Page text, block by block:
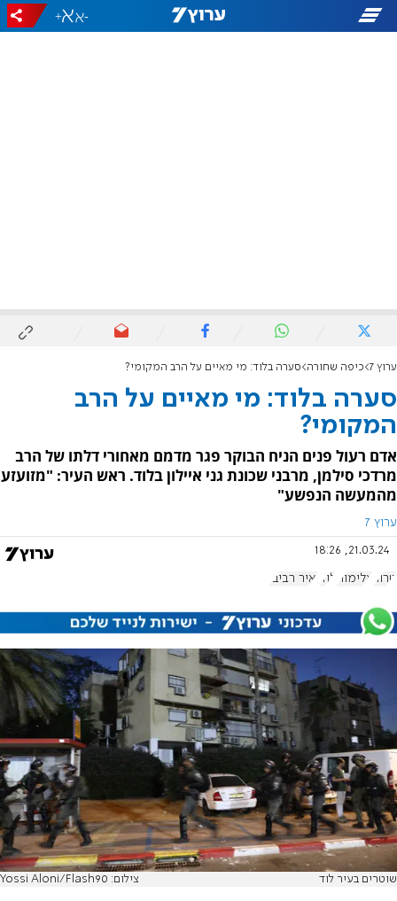
-
+
ערוץ 7 כיפה שחורה סערה בלוד: מי מאיים על הרב המקומי?
סערה בלוד: מי מאיים על הרב
המקומי?
אדם רעול פנים הניח הבוקר פגר מדמם מאחורי דלתו של הרב
מרדכי סילמן, מרבני שכונת גני איילון בלוד. ראש העיר: "מזועזע
מהמעשה הנפשע"
ערוץ 7
21.03.24, 18:26
טרור אלימות לוד יאיר רביבו
שוטרים בעיר לוד צילום: Yossi Aloni/Flash90